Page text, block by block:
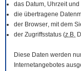
das Datum, Uhrzeit
die übertragene
der Browser, mit dem
der Zugriffsstatus (z.B.
Diese Daten werden
Internetangebotes